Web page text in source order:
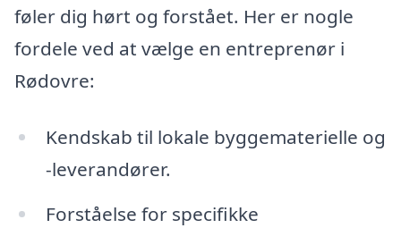
føler dig hørt og forstået. Her er nogle
fordele ved at vælge en entreprenør i
Rødovre:
Kendskab til lokale byggematerielle og
-leverandører.
Forståelse for specifikke